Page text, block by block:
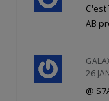
AB
26
@